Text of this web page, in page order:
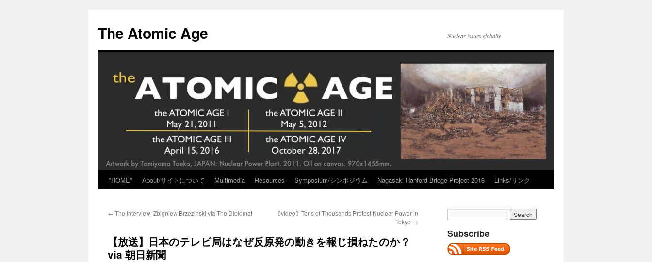
content
The Atomic Age Nuclear issues globally
*HOME* About/サイトについて Multimedia Resources Symposium/シンポジウム Nagasaki Hanford Bridge Project 2018 Links/リンク
← The Interview: Zbigniew Brzezinski via The Diplomat
【video】Tens of Thousands Protest Nuclear Power in
Tokyo →
【放送】日本のテレビ局はなぜ反原発の動きを報じ損ねたのか？
via 朝日新聞
Subscribe